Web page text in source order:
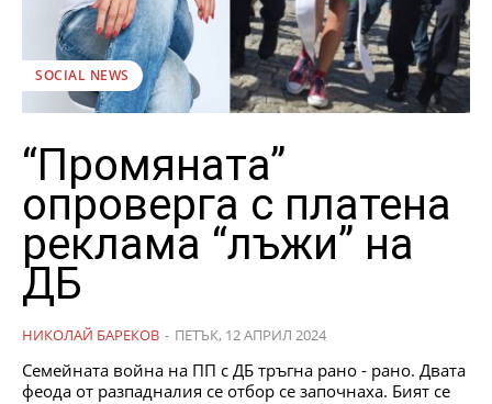
SOCIAL NEWS
“Промяната”
опроверга с платена
реклама “лъжи” на
ДБ
НИКОЛАЙ БАРЕКОВ - ПЕТЪК, 12 АПРИЛ 2024
Семейната война на ПП с ДБ тръгна рано - рано. Двата
феода от разпадналия се отбор се започнаха. Бият се